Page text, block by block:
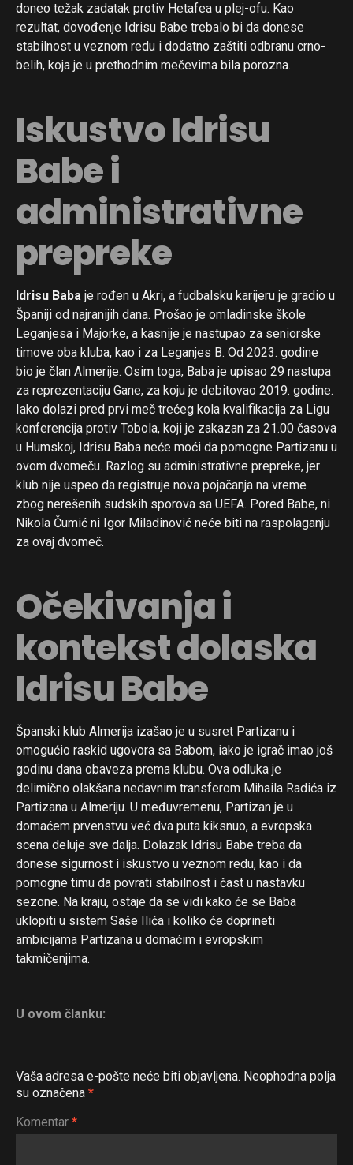
doneo težak zadatak protiv Hetafea u plej-ofu. Kao
rezultat, dovođenje Idrisu Babe trebalo bi da donese
stabilnost u veznom redu i dodatno zaštiti odbranu crno-
belih, koja je u prethodnim mečevima bila porozna.
Iskustvo Idrisu
Babe i
administrativne
prepreke
Idrisu Baba je rođen u Akri, a fudbalsku karijeru je gradio u
Španiji od najranijih dana. Prošao je omladinske škole
Leganjesa i Majorke, a kasnije je nastupao za seniorske
timove oba kluba, kao i za Leganjes B. Od 2023. godine
bio je član Almerije. Osim toga, Baba je upisao 29 nastupa
za reprezentaciju Gane, za koju je debitovao 2019. godine.
Iako dolazi pred prvi meč trećeg kola kvalifikacija za Ligu
konferencija protiv Tobola, koji je zakazan za 21.00 časova
u Humskoj, Idrisu Baba neće moći da pomogne Partizanu u
ovom dvomeču. Razlog su administrativne prepreke, jer
klub nije uspeo da registruje nova pojačanja na vreme
zbog nerešenih sudskih sporova sa UEFA. Pored Babe, ni
Nikola Čumić ni Igor Miladinović neće biti na raspolaganju
za ovaj dvomeč.
Očekivanja i
kontekst dolaska
Idrisu Babe
Španski klub Almerija izašao je u susret Partizanu i
omogućio raskid ugovora sa Babom, iako je igrač imao još
godinu dana obaveza prema klubu. Ova odluka je
delimično olakšana nedavnim transferom Mihaila Radića iz
Partizana u Almeriju. U međuvremenu, Partizan je u
domaćem prvenstvu već dva puta kiksnuo, a evropska
scena deluje sve dalja. Dolazak Idrisu Babe treba da
donese sigurnost i iskustvo u veznom redu, kao i da
pomogne timu da povrati stabilnost i čast u nastavku
sezone. Na kraju, ostaje da se vidi kako će se Baba
uklopiti u sistem Saše Ilića i koliko će doprineti
ambicijama Partizana u domaćim i evropskim
takmičenjima.
U ovom članku:
Vaša adresa e-pošte neće biti objavljena. Neophodna polja
su označena *
Komentar *
Flipboard
Pinterest
Whatsapp
Email